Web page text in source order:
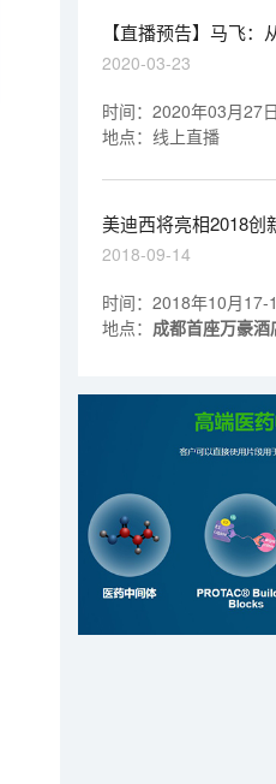
【直播预告】马飞
的DMPK研究
2020-03-23
时间：2020年03月27
地点：线上直播
美迪西将亮相2018创
峰论坛
2018-09-14
时间：2018年10月17-
地点： 成都首座万豪酒